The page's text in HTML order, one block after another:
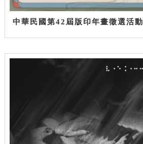
中華民國第42屆版印年畫徵選活動